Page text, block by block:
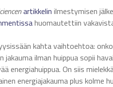
artikkelin ilmestymisen
huomautettiin
kahta vaihtoehtoa:
jakauma ilman huippua sopii
energiahuippua. On siis
energiajakauma plus kolme